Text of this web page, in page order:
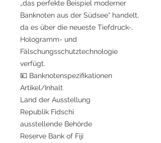
„das perfekte Beispiel moderner
Banknoten aus der Südsee“ handelt,
da es über die neueste Tiefdruck-,
Hologramm- und
Fälschungsschutztechnologie
verfügt.
💴 Banknotenspezifikationen
Artikel/Inhalt
Land der Ausstellung
Republik Fidschi
ausstellende Behörde
Reserve Bank of Fiji